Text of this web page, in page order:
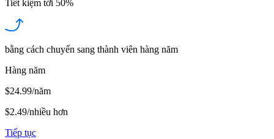
Tiết kiệm tới 50%
bằng cách chuyển sang thành viên hàng năm
Hàng năm
$24.99/năm
$2.49/nhiều hơn
Tiếp tục